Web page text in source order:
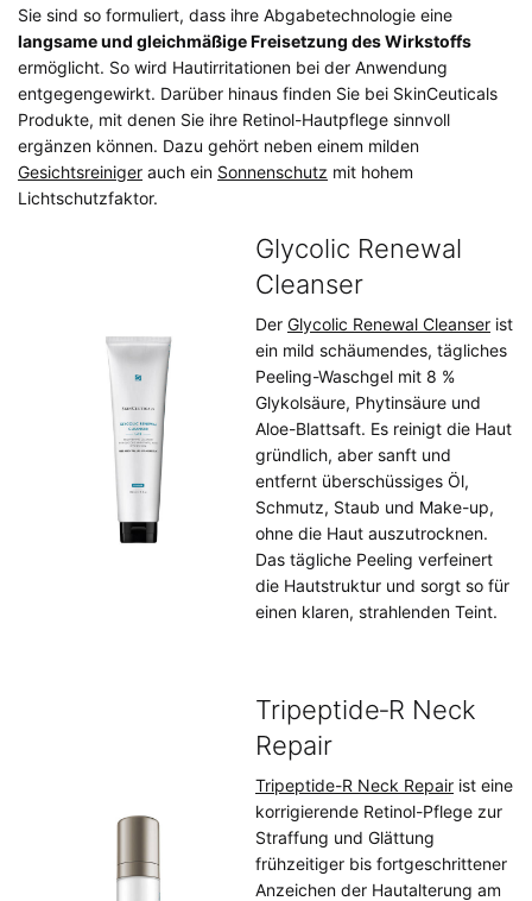
Sie sind so formuliert, dass ihre Abgabetechnologie eine
langsame und gleichmäßige Freisetzung des Wirkstoffs
ermöglicht. So wird Hautirritationen bei der Anwendung
entgegengewirkt. Darüber hinaus finden Sie bei SkinCeuticals
Produkte, mit denen Sie ihre Retinol-Hautpflege sinnvoll
ergänzen können. Dazu gehört neben einem milden
Gesichtsreiniger auch ein Sonnenschutz mit hohem
Lichtschutzfaktor.
Glycolic Renewal
Cleanser
Der Glycolic Renewal Cleanser ist
ein mild schäumendes, tägliches
Peeling-Waschgel mit 8 %
Glykolsäure, Phytinsäure und
Aloe-Blattsaft. Es reinigt die Haut
gründlich, aber sanft und
entfernt überschüssiges Öl,
Schmutz, Staub und Make-up,
ohne die Haut auszutrocknen.
Das tägliche Peeling verfeinert
die Hautstruktur und sorgt so für
einen klaren, strahlenden Teint.
Tripeptide‑R Neck
Repair
Tripeptide-R Neck Repair ist eine
korrigierende Retinol-Pflege zur
Straffung und Glättung
frühzeitiger bis fortgeschrittener
Anzeichen der Hautalterung am